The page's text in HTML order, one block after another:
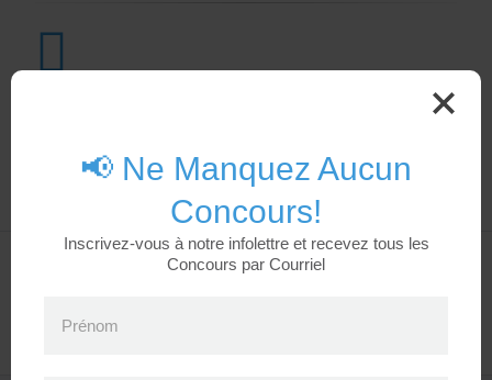
📢 Ne Manquez Aucun
Concours!
Inscrivez-vous à notre infolettre et recevez tous les
Concours par Courriel
Prénom